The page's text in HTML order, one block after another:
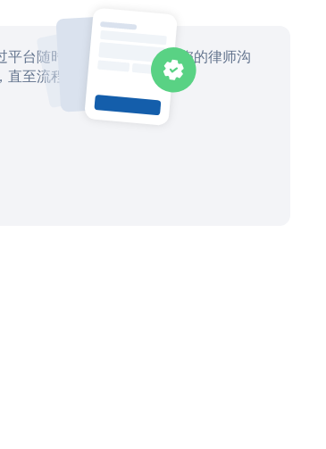
平台随时了解进展情况并与您的律师沟
直至流程完成